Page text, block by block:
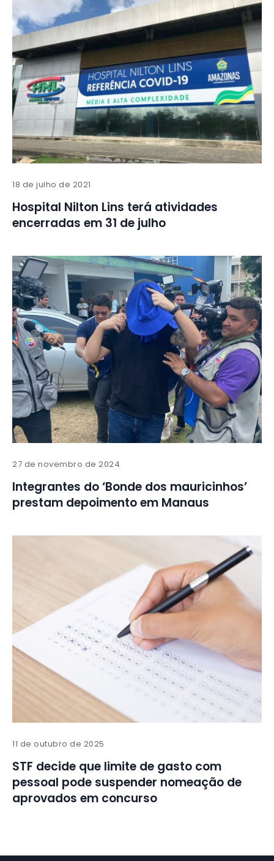
18 de julho de 2021
Hospital Nilton Lins terá atividades
encerradas em 31 de julho
27 de novembro de 2024
Integrantes do ‘Bonde dos mauricinhos’
prestam depoimento em Manaus
11 de outubro de 2025
STF decide que limite de gasto com
pessoal pode suspender nomeação de
aprovados em concurso